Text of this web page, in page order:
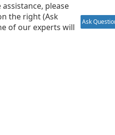
please
the right (Ask
of our experts will
Ask